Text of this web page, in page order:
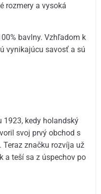
rozmery a vysoká
bavlny. Vzhľadom k
vynikajúcu savosť a sú
1923, kedy holandský
svoj prvý obchod s
značku rozvíja už
a teší sa z úspechov po